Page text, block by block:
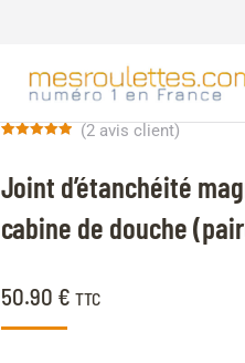
Joint d’étanchéité
cabine de douche
50.90 € TTC
sur
notations
(2 avis client)